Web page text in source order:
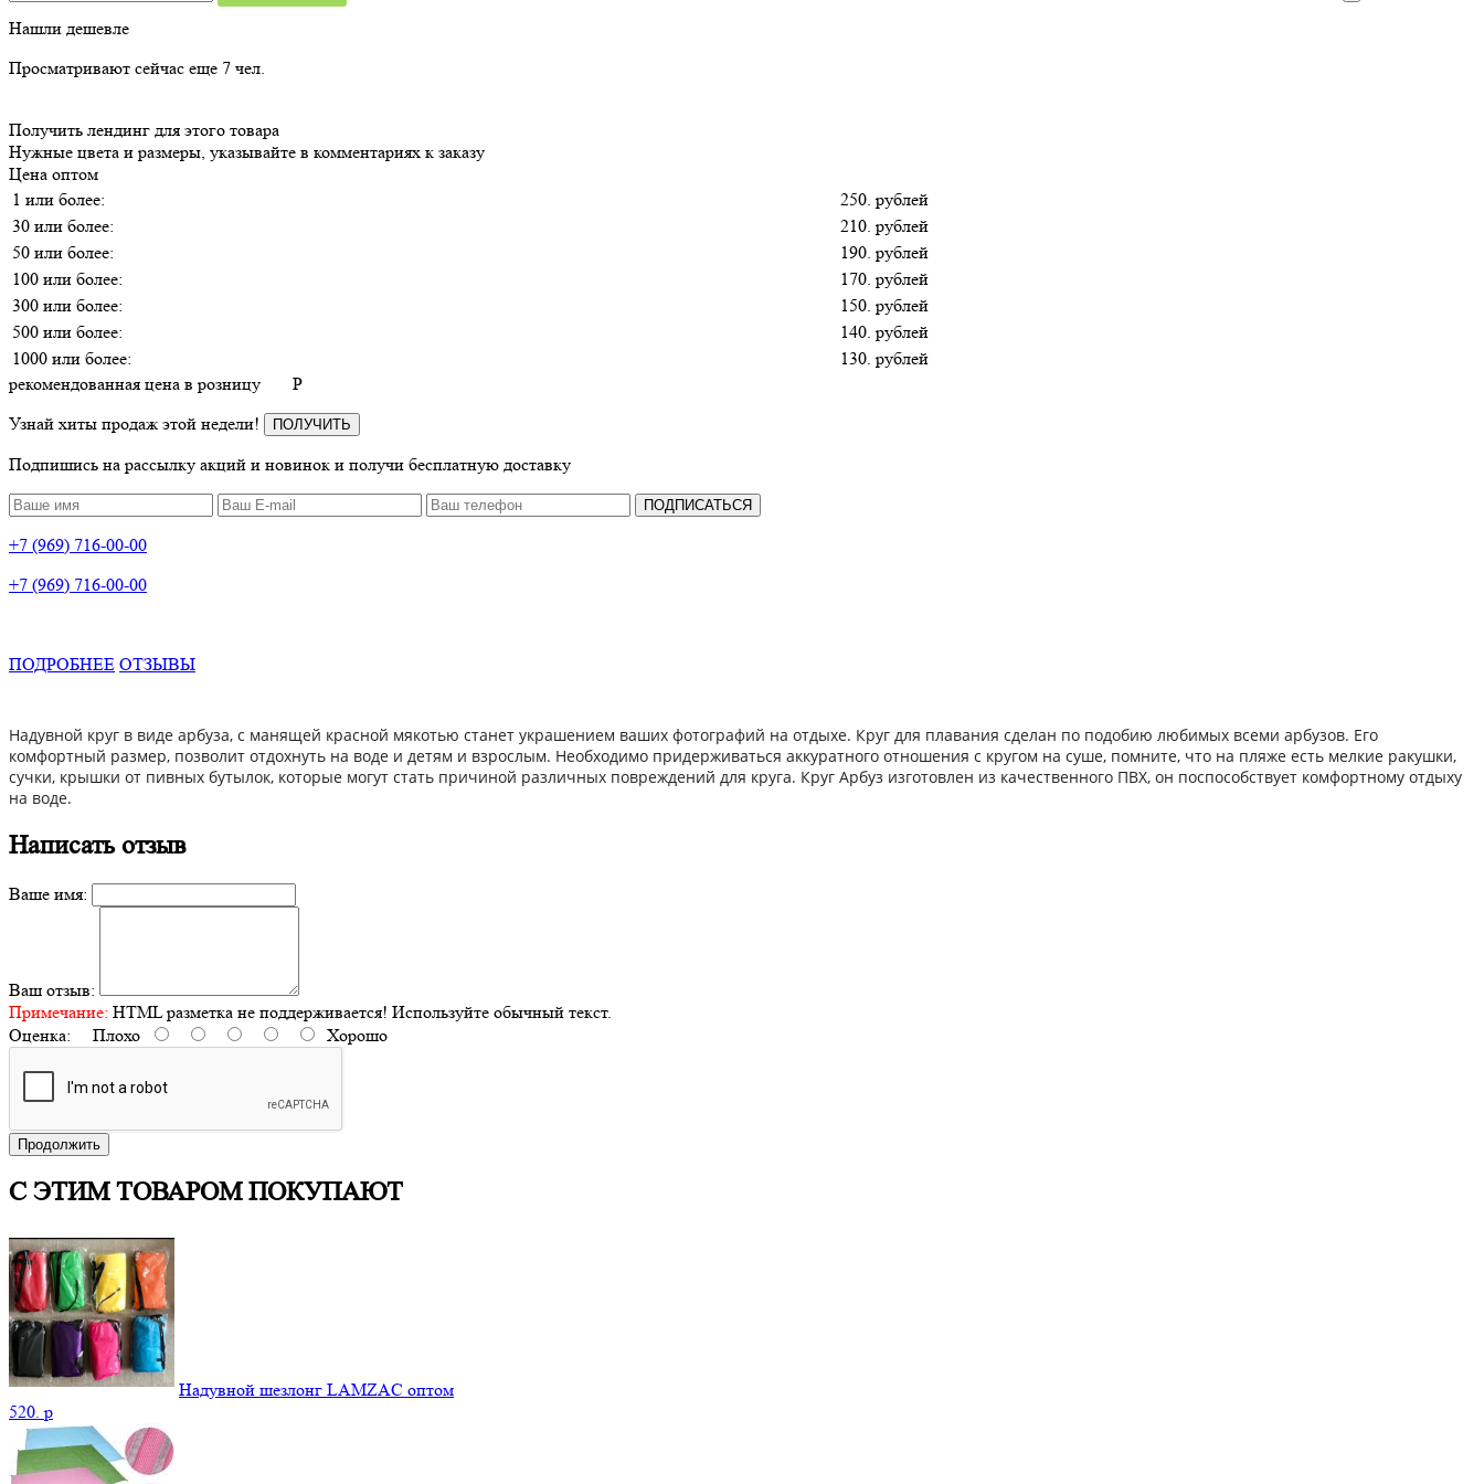
Нашли дешевле
Просматривают сейчас еще 7 чел.
Получить лендинг для этого товара
Нужные цвета и размеры, указывайте в комментариях к заказу
Цена оптом
1 или более:
250. рублей
30 или более:
210. рублей
50 или более:
190. рублей
100 или более:
170. рублей
300 или более:
150. рублей
500 или более:
140. рублей
1000 или более:
130. рублей
рекомендованная цена в розницу
P
Узнай хиты продаж этой недели!
ПОЛУЧИТЬ
Подпишись на рассылку акций и новинок и получи бесплатную доставку
ПОДПИСАТЬСЯ
+7 (969) 716-00-00
+7 (969) 716-00-00
ПОДРОБНЕЕ ОТЗЫВЫ
Надувной круг в виде арбуза, с манящей красной мякотью станет украшением ваших фотографий на отдыхе. Круг для плавания сделан по подобию любимых всеми арбузов. Его
комфортный размер, позволит отдохнуть на воде и детям и взрослым. Необходимо придерживаться аккуратного отношения с кругом на суше, помните, что на пляже есть мелкие ракушки,
сучки, крышки от пивных бутылок, которые могут стать причиной различных повреждений для круга. Круг Арбуз изготовлен из качественного ПВХ, он поспособствует комфортному отдыху
на воде.
Написать отзыв
Ваше имя:
Ваш отзыв:
Примечание: HTML разметка не поддерживается! Используйте обычный текст.
Оценка: Плохо Хорошо
Продолжить
С ЭТИМ ТОВАРОМ ПОКУПАЮТ
Надувной шезлонг LAMZAC оптом
520. p